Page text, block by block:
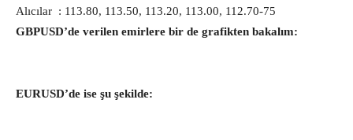
Alıcılar : 113.80, 113.50, 113.20, 113.00, 112.70-75
GBPUSD’de verilen emirlere bir de grafikten bakalım:
EURUSD’de ise şu şekilde: